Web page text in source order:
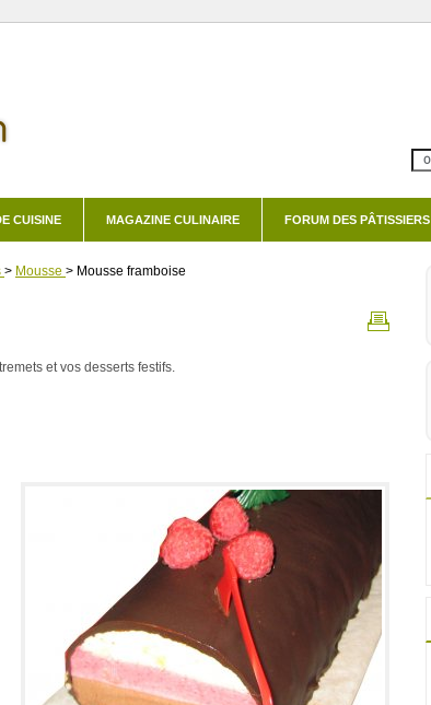
CUISINE MAGAZINE CULINAIRE FORUM DES PÂTISSIERS
> Mousse > Mousse framboise
et vos desserts festifs.